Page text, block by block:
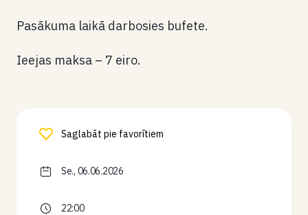
Pasākuma laikā darbosies bufete.
Ieejas maksa – 7 eiro.
Saglabāt pie favorītiem
Se., 06.06.2026
22:00